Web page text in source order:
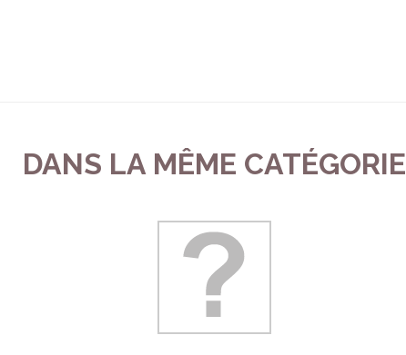
DANS LA MÊME CATÉGORIE